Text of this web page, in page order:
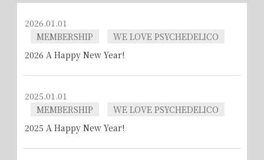
2026.01.01
MEMBERSHIP
WE LOVE PSYCHEDELICO
2026 A Happy New Year!
2025.01.01
MEMBERSHIP
WE LOVE PSYCHEDELICO
2025 A Happy New Year!